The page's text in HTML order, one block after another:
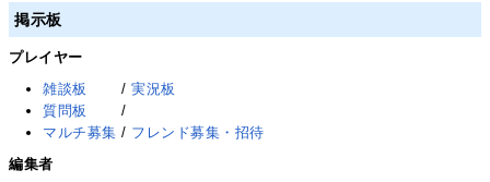
掲示板
プレイヤー
雑談板
/実況板
質問板
/
マルチ募集 / フレンド募集・招待
編集者